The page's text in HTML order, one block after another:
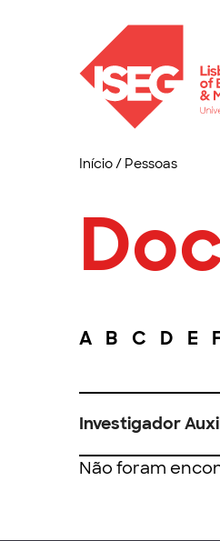
Início/ Pessoas
A B C D E
Investigador
Não foram